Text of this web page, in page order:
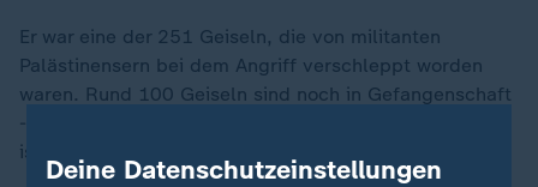
Er war eine der 251 Geiseln, die von militanten
Palästinensern bei dem Angriff verschleppt worden
waren. Rund 100 Geiseln sind noch in Gefangenschaft
- Dutzende von ihnen sind nach Angaben des
israelischen Militärs tot.
Deine Datenschutzeinstellungen